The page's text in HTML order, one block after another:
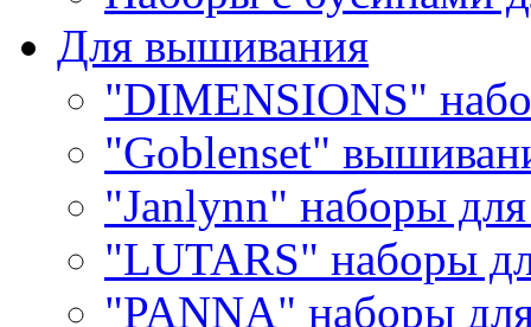
Для вышивания
"DIMENSIONS"
"Goblenset"
"Janlynn" наборы
"LUTARS" наборы
"PANNA" наборы